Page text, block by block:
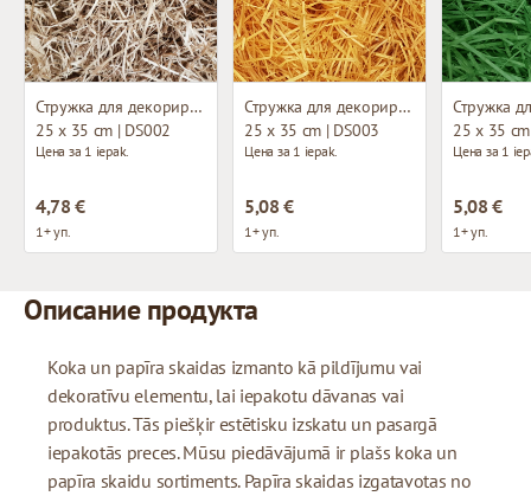
Стружка для декорирования
25 x 35 cm | DS002
Цена за 1 iepak.
4,78 €
1+ уп.
Стружка для декорирования
25 x 35 cm | DS003
Цена за 1 iepak.
5,08 €
1+ уп.
25 x 35
Цена за 1
5,08 €
1+ уп.
Описание продукта
Koka un papīra skaidas izmanto kā pildījumu vai
dekoratīvu elementu, lai iepakotu dāvanas vai
produktus. Tās piešķir estētisku izskatu un pasargā
iepakotās preces. Mūsu piedāvājumā ir plašs koka un
papīra skaidu sortiments. Papīra skaidas izgatavotas no